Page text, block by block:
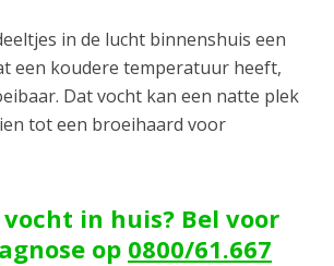
in de lucht binnenshuis een
een koudere temperatuur heeft,
Dat vocht kan een natte plek
tot een broeihaard voor
in huis? Bel voor
op 0800/61.667